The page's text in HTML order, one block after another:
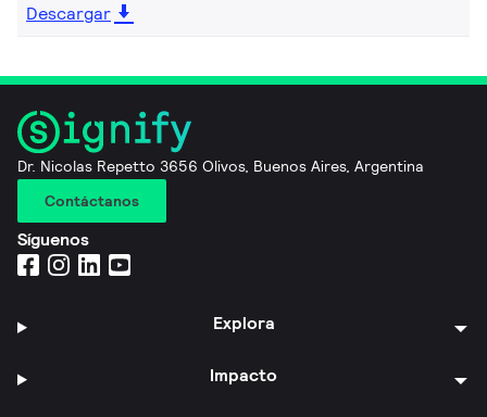
Descargar
Dr. Nicolas Repetto 3656 Olivos, Buenos Aires, Argentina
Contáctanos
Síguenos
Explora
Impacto